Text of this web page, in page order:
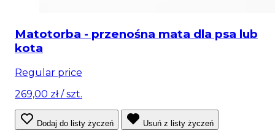
Matotorba - przenośna mata dla psa lub
kota
Regular price
269,00 zł/ szt.
Dodaj do listy życzeń Usuń z listy życzeń